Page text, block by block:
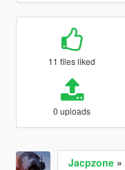
11 files liked
0 uploads
Jacpzone»